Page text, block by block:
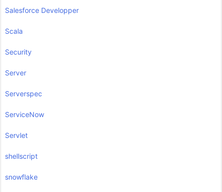
Salesforce Developper
Scala
Security
Server
Serverspec
ServiceNow
Servlet
shellscript
snowflake